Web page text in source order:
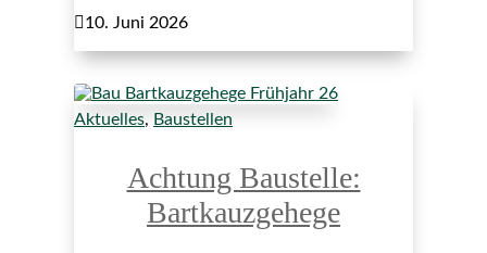
10. Juni 2026
Aktuelles, Baustellen
Achtung Baustelle:
Bartkauzgehege